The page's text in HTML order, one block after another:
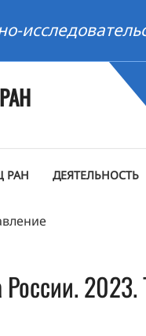
РАН ДЕЯТЕЛЬНОСТЬ
России.